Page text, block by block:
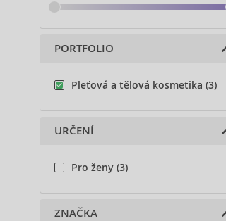
PORTFOLIO
Pleťová a tělová kosmetika (3)
URČENÍ
Pro ženy (3)
ZNAČKA